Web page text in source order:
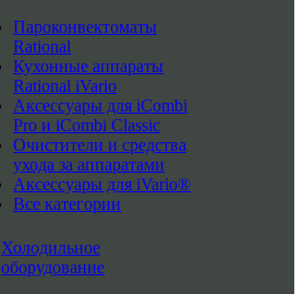
Пароконвектоматы
Rational
Кухонные аппараты
Rational iVario
Аксессуары для iCombi
Pro и iCombi Classic
Очистители и средства
ухода за аппаратами
Аксессуары для iVario®
Все категории
Холодильное
оборудование